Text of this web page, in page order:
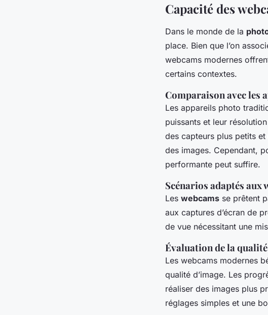
Capacité des
Dans le monde de la
place. Bien que l’on
webcams modernes
certains contextes.
Comparaison avec les
Les appareils photo
puissants et leur
des capteurs plus petits
des images. Cependant,
performante peut suffire.
Scénarios adaptés aux
Les webcams se prêtent
aux captures d’écran de
de vue nécessitant une
Évaluation de la qualité
Les webcams modernes
qualité d’image. Les
réaliser des images plus
réglages simples et une